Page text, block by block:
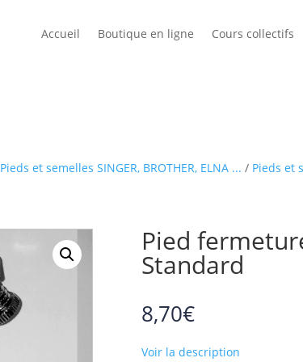
Accueil Boutique en ligne Cours collectifs
Pieds et semelles SINGER, BROTHER, ELNA ... / Pieds et
Pied
Standard
8,70€
Voir la description